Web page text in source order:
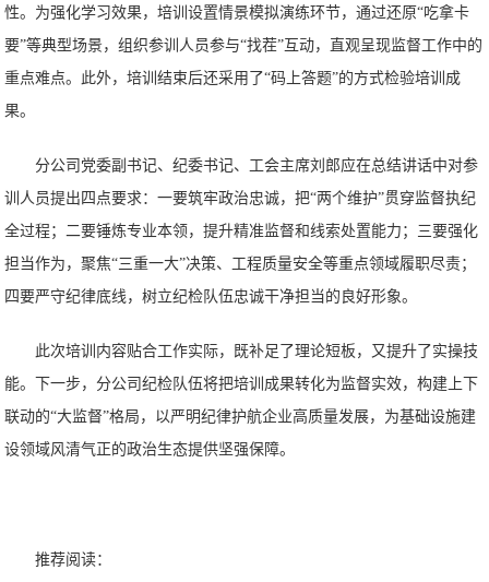
性。为强化学习效果，培训设置情景模拟演练环节，通过还原“吃拿卡
要”等典型场景，组织参训人员参与“找茬”互动，直观呈现监督工作中的
重点难点。此外，培训结束后还采用了“码上答题”的方式检验培训成
果。
分公司党委副书记、纪委书记、工会主席刘郎应在总结讲话中对参
训人员提出四点要求：一要筑牢政治忠诚，把“两个维护”贯穿监督执纪
全过程；二要锤炼专业本领，提升精准监督和线索处置能力；三要强化
担当作为，聚焦“三重一大”决策、工程质量安全等重点领域履职尽责；
四要严守纪律底线，树立纪检队伍忠诚干净担当的良好形象。
此次培训内容贴合工作实际，既补足了理论短板，又提升了实操技
能。下一步，分公司纪检队伍将把培训成果转化为监督实效，构建上下
联动的“大监督”格局，以严明纪律护航企业高质量发展，为基础设施建
设领域风清气正的政治生态提供坚强保障。
推荐阅读：